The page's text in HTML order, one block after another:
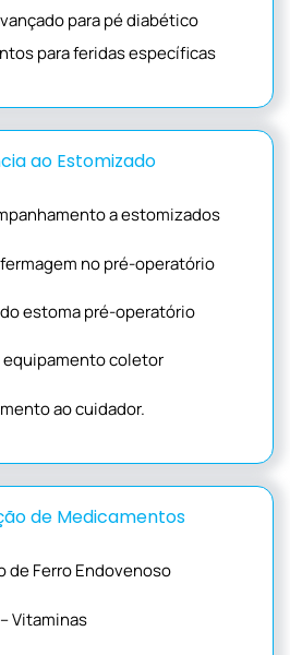
para pé diabético
para feridas específicas
ao Estomizado
a estomizados
no pré-operatório
estoma pré-operatório
equipamento coletor
ao cuidador.
de Medicamentos
de Ferro Endovenoso
– Vitaminas